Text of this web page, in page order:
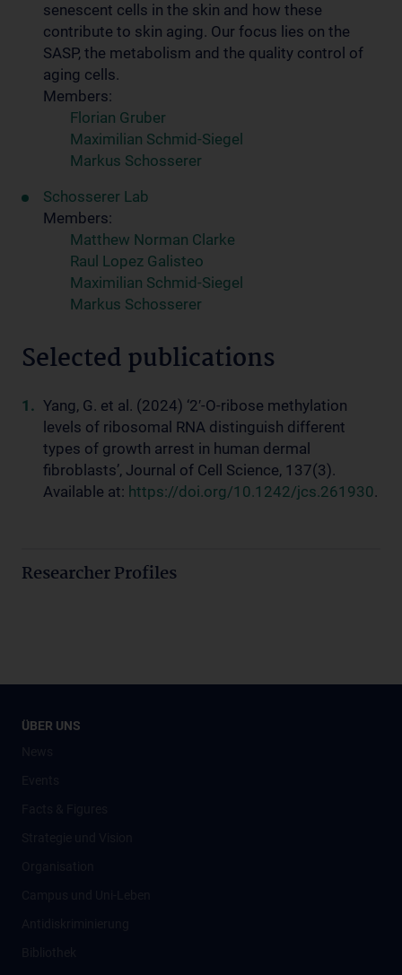
senescent cells in the skin and how these
contribute to skin aging. Our focus lies on the
SASP, the metabolism and the quality control of
aging cells.
Members:
Florian Gruber
Maximilian Schmid-Siegel
Markus Schosserer
Schosserer Lab
Members:
Matthew Norman Clarke
Raul Lopez Galisteo
Maximilian Schmid-Siegel
Markus Schosserer
Selected publications
Yang, G. et al. (2024) ‘2′-O-ribose methylation
levels of ribosomal RNA distinguish different
types of growth arrest in human dermal
fibroblasts’, Journal of Cell Science, 137(3).
Available at: https://doi.org/10.1242/jcs.261930.
Researcher Profiles
ÜBER UNS